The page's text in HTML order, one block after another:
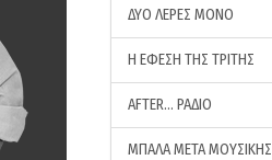
ΔΥΟ ΛΕΡΕΣ ΜΟΝΟ
Η ΕΦΕΣΗ ΤΗΣ ΤΡΙΤΗΣ
AFTER… ΡΑΔΙΟ
ΜΠΑΛΑ ΜΕΤΑ ΜΟΥΣΙΚΗΣ